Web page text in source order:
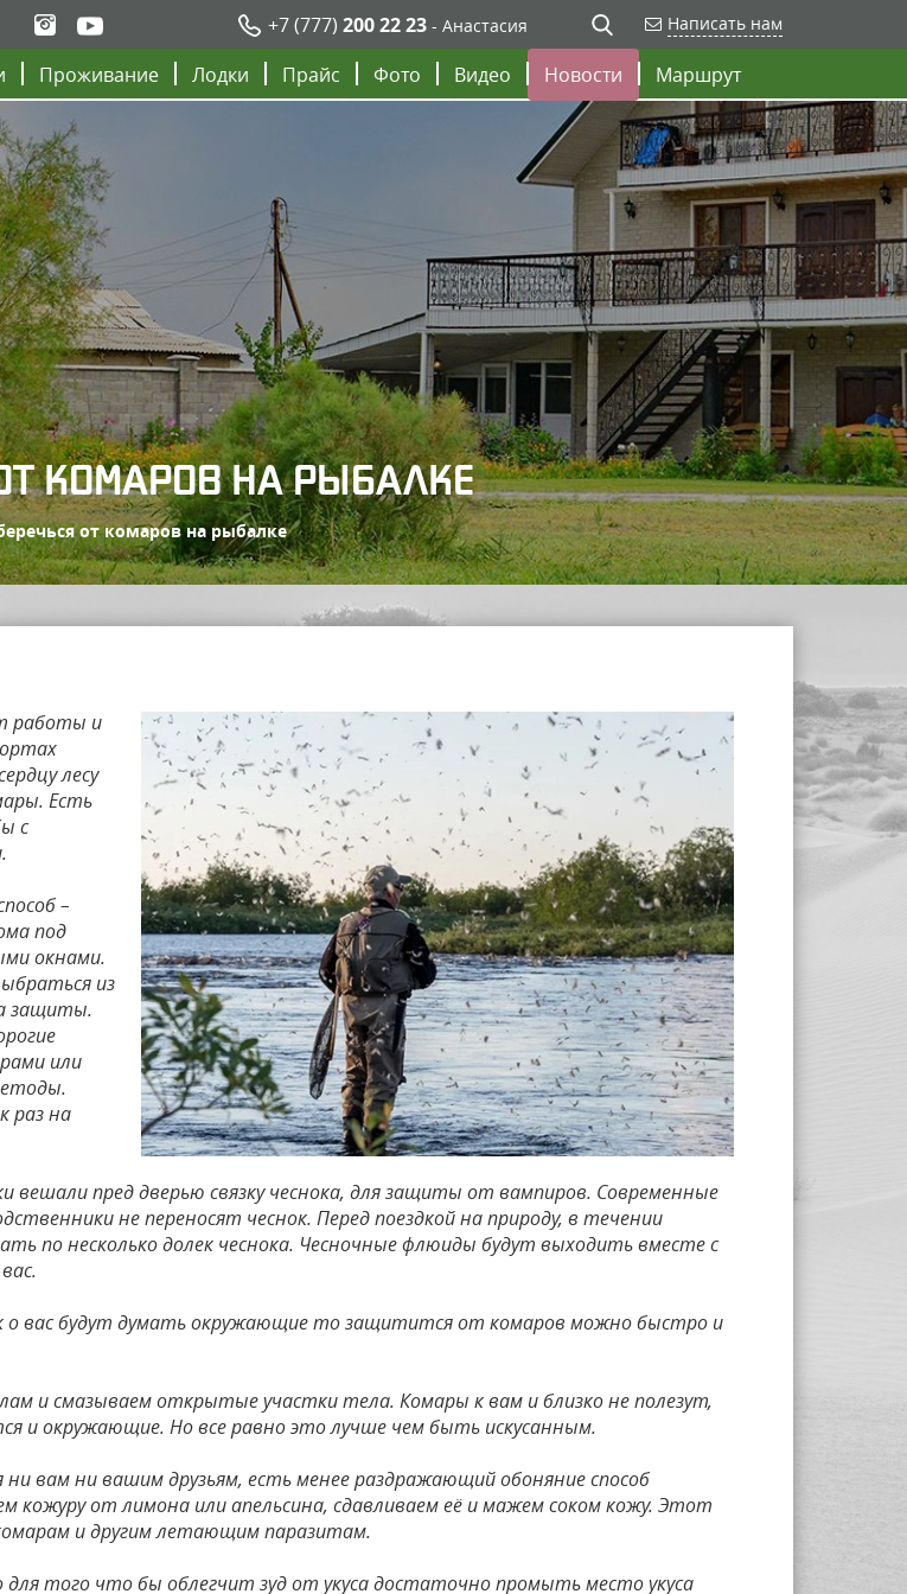
+7 (777)200 22 23 - Анастасия Написать нам
Проживание Лодки Прайс Фото Видео Новости Маршрут
КОМАРОВ НА РЫБАЛКЕ
от комаров на рыбалке
работы и
лесу
Есть
с
–
под
окнами.
из
защиты.
или
раз на
вешали пред дверью связку чеснока, для защиты от вампиров. Современные
не переносят чеснок. Перед поездкой на природу, в течении
по несколько долек чеснока. Чесночные флюиды будут выходить вместе с
о вас будут думать окружающие то защитится от комаров можно быстро и
и смазываем открытые участки тела. Комары к вам и близко не полезут,
и окружающие. Но все равно это лучше чем быть искусанным.
ни вам ни вашим друзьям, есть менее раздражающий обоняние способ
кожуру от лимона или апельсина, сдавливаем её и мажем соком кожу. Этот
и другим летающим паразитам.
для того что бы облегчит зуд от укуса достаточно промыть место укуса